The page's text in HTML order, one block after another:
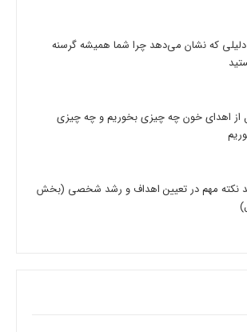
14 دلیلی که نشان می‌دهد چرا شما همیشه گرسنه
از اهدای خون چه چیزی بخوریم و چه چیزی
نکته مهم در تعیین اهداف و رشد شخصی (بخش